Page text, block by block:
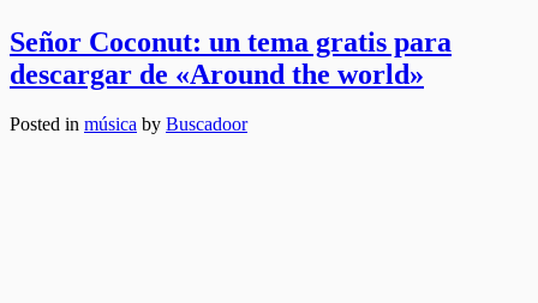
Señor Coconut: un tema gratis para
descargar de «Around the world»
Posted in música by Buscadoor